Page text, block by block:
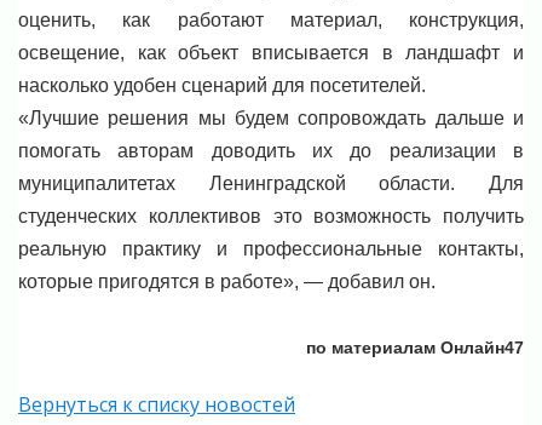
оценить, как работают материал, конструкция,
освещение, как объект вписывается в ландшафт и
насколько удобен сценарий для посетителей.
«Лучшие решения мы будем сопровождать дальше и
помогать авторам доводить их до реализации в
муниципалитетах Ленинградской области. Для
студенческих коллективов это возможность получить
реальную практику и профессиональные контакты,
которые пригодятся в работе», — добавил он.
по материалам Онлайн47
Вернуться к списку новостей